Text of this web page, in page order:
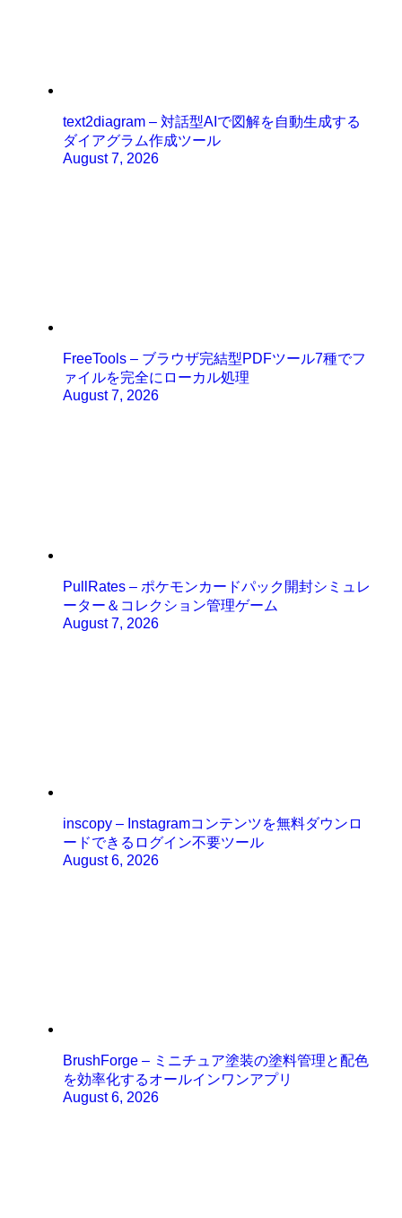
text2diagram – 対話型AIで図解を自動生成する
ダイアグラム作成ツール
August 7, 2026
FreeTools – ブラウザ完結型PDFツール7種でフ
ァイルを完全にローカル処理
August 7, 2026
PullRates – ポケモンカードパック開封シミュレ
ーター＆コレクション管理ゲーム
August 7, 2026
inscopy – Instagramコンテンツを無料ダウンロ
ードできるログイン不要ツール
August 6, 2026
BrushForge – ミニチュア塗装の塗料管理と配色
を効率化するオールインワンアプリ
August 6, 2026